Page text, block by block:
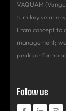
VAQUAM
turn key
From concept to
management;
peak
Follow us